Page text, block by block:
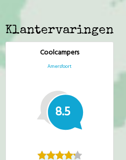
Klantervaringen
Coolcampers
Amersfoort
8.5